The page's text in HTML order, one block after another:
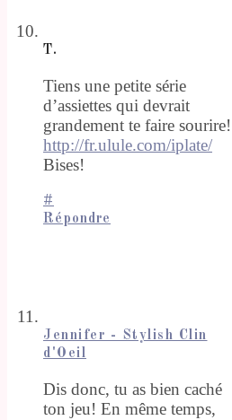
T.
Tiens une petite série
d’assiettes qui devrait
grandement te faire sourire!
http://fr.ulule.com/iplate/
Bises!
#
Répondre
Jennifer - Stylish Clin
d'Oeil
Dis donc, tu as bien caché
ton jeu! En même temps,